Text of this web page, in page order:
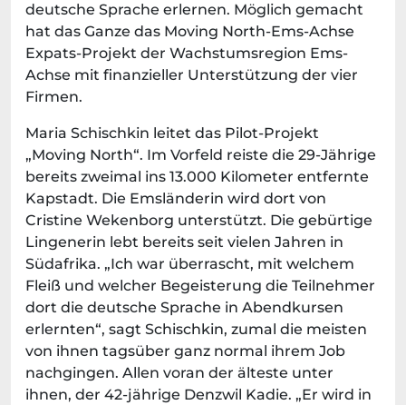
deutsche Sprache erlernen. Möglich gemacht
hat das Ganze das Moving North-Ems-Achse
Expats-Projekt der Wachstumsregion Ems-
Achse mit finanzieller Unterstützung der vier
Firmen.
Maria Schischkin leitet das Pilot-Projekt
„Moving North“. Im Vorfeld reiste die 29-Jährige
bereits zweimal ins 13.000 Kilometer entfernte
Kapstadt. Die Emsländerin wird dort von
Cristine Wekenborg unterstützt. Die gebürtige
Lingenerin lebt bereits seit vielen Jahren in
Südafrika. „Ich war überrascht, mit welchem
Fleiß und welcher Begeisterung die Teilnehmer
dort die deutsche Sprache in Abendkursen
erlernten“, sagt Schischkin, zumal die meisten
von ihnen tagsüber ganz normal ihrem Job
nachgingen. Allen voran der älteste unter
ihnen, der 42-jährige Denzwil Kadie. „Er wird in